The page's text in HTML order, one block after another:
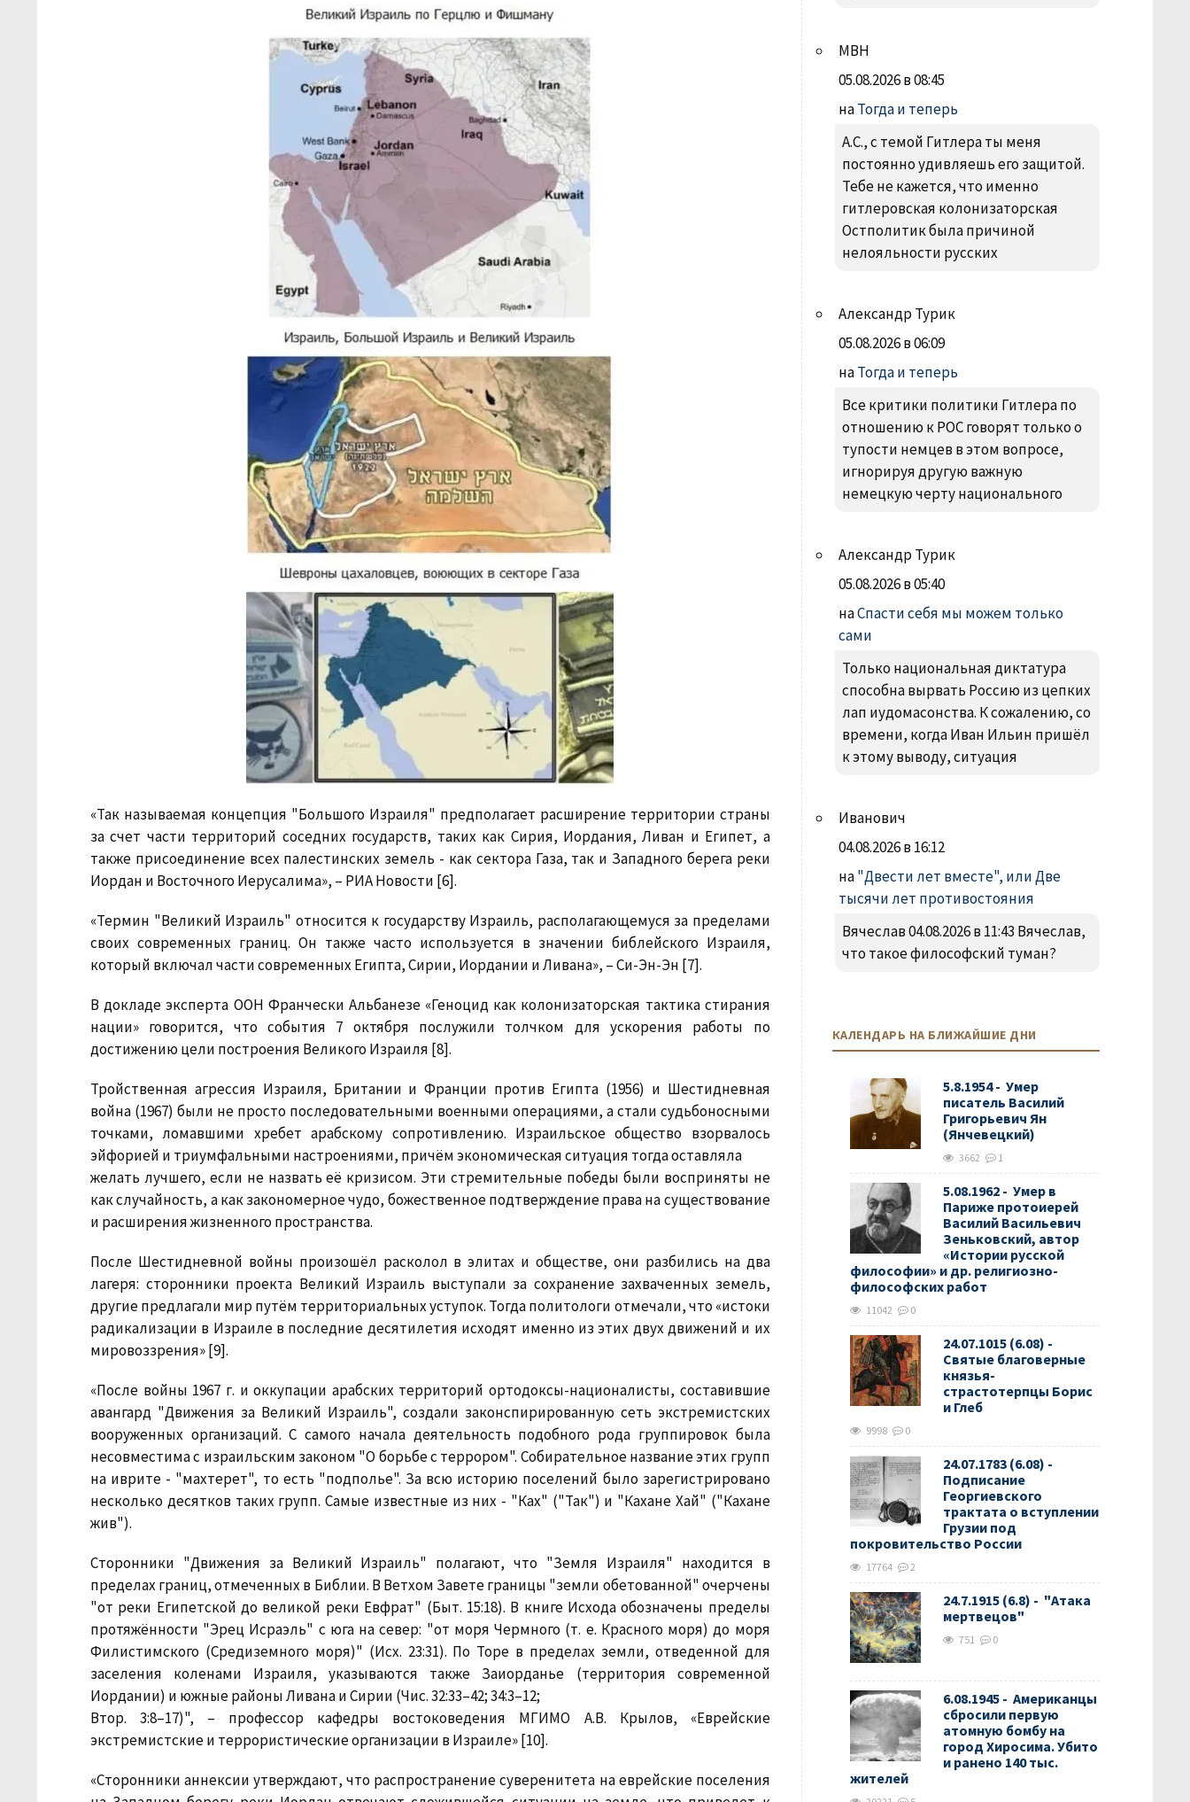
«Так называемая концепция "Большого Израиля" предполагает расширение территории страны
за счет части территорий соседних государств, таких как Сирия, Иордания, Ливан и Египет, а
также присоединение всех палестинских земель - как сектора Газа, так и Западного берега реки
Иордан и Восточного Иерусалима», – РИА Новости [6].
«Термин "Великий Израиль" относится к государству Израиль, располагающемуся за пределами
своих современных границ. Он также часто используется в значении библейского Израиля,
который включал части современных Египта, Сирии, Иордании и Ливана», – Си-Эн-Эн [7].
В докладе эксперта ООН Франчески Альбанезе «Геноцид как колонизаторская тактика стирания
нации» говорится, что события 7 октября послужили толчком для ускорения работы по
достижению цели построения Великого Израиля [8].
Тройственная агрессия Израиля, Британии и Франции против Египта (1956) и Шестидневная
война (1967) были не просто последовательными военными операциями, а стали судьбоносными
точками, ломавшими хребет арабскому сопротивлению. Израильское общество взорвалось
эйфорией и триумфальными настроениями, причём экономическая ситуация тогда оставляла
желать лучшего, если не назвать её кризисом. Эти стремительные победы были восприняты не
как случайность, а как закономерное чудо, божественное подтверждение права на существование
и расширения жизненного пространства.
После Шестидневной войны произошёл расколол в элитах и обществе, они разбились на два
лагеря: сторонники проекта Великий Израиль выступали за сохранение захваченных земель,
другие предлагали мир путём территориальных уступок. Тогда политологи отмечали, что «истоки
радикализации в Израиле в последние десятилетия исходят именно из этих двух движений и их
мировоззрения» [9].
«После войны 1967 г. и оккупации арабских территорий ортодоксы-националисты, составившие
авангард "Движения за Великий Израиль", создали законспирированную сеть экстремистских
вооруженных организаций. С самого начала деятельность подобного рода группировок была
несовместима с израильским законом "О борьбе с террором". Собирательное название этих групп
на иврите - "махтерет", то есть "подполье". За всю историю поселений было зарегистрировано
несколько десятков таких групп. Самые известные из них - "Ках" ("Так") и "Кахане Хай" ("Кахане
жив").
Сторонники "Движения за Великий Израиль" полагают, что "Земля Израиля" находится в
пределах границ, отмеченных в Библии. В Ветхом Завете границы "земли обетованной" очерчены
"от реки Египетской до великой реки Евфрат" (Быт. 15:18). В книге Исхода обозначены пределы
протяжённости "Эрец Исраэль" с юга на север: "от моря Чермного (т. е. Красного моря) до моря
Филистимского (Средиземного моря)" (Исх. 23:31). По Торе в пределах земли, отведенной для
заселения коленами Израиля, указываются также Заиорданье (территория современной
Иордании) и южные районы Ливана и Сирии (Чис. 32:33–42; 34:3–12;
Втор. 3:8–17)", – профессор кафедры востоковедения МГИМО А.В. Крылов, «Еврейские
экстремистские и террористические организации в Израиле» [10].
«Сторонники аннексии утверждают, что распространение суверенитета на еврейские поселения
МВН
05.08.2026 в 08:45
наТогда и теперь
А.С., с темой Гитлера ты меня
постоянно удивляешь его защитой.
Тебе не кажется, что именно
гитлеровская колонизаторская
Остполитик была причиной
нелояльности русских
Александр Турик
05.08.2026 в 06:09
наТогда и теперь
Все критики политики Гитлера по
отношению к РОС говорят только о
тупости немцев в этом вопросе,
игнорируя другую важную
немецкую черту национального
Александр Турик
05.08.2026 в 05:40
наСпасти себя мы можем только
сами
Только национальная диктатура
способна вырвать Россию из цепких
лап иудомасонства. К сожалению, со
времени, когда Иван Ильин пришёл
к этому выводу, ситуация
Иванович
04.08.2026 в 16:12
на"Двести лет вместе", или Две
тысячи лет противостояния
Вячеслав 04.08.2026 в 11:43 Вячеслав,
что такое философский туман?
КАЛЕНДАРЬ НА БЛИЖАЙШИЕ ДНИ
5.8.1954 - Умер
писатель Василий
Григорьевич Ян
(Янчевецкий)
3662 1
5.08.1962 - Умер в
Париже протоиерей
Василий Васильевич
Зеньковский, автор
«Истории русской
философии» и др. религиозно-
философских работ
11042 0
24.07.1015 (6.08) -
Святые благоверные
князья-
страстотерпцы Борис
и Глеб
9998 0
24.07.1783 (6.08) -
Подписание
Георгиевского
трактата о вступлении
Грузии под
покровительство России
17764 2
24.7.1915 (6.8) - "Атака
мертвецов"
751 0
6.08.1945 - Американцы
сбросили первую
атомную бомбу на
город Хиросима. Убито
и ранено 140 тыс.
жителей